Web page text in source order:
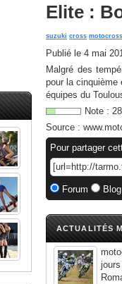
Elite :
suzuki cross motocross
Publié le 4 mai
Malgré des
pour la cinquième
équipes du
Note : 28
Source :
Pour partager
Forum
ACTUALITÉS